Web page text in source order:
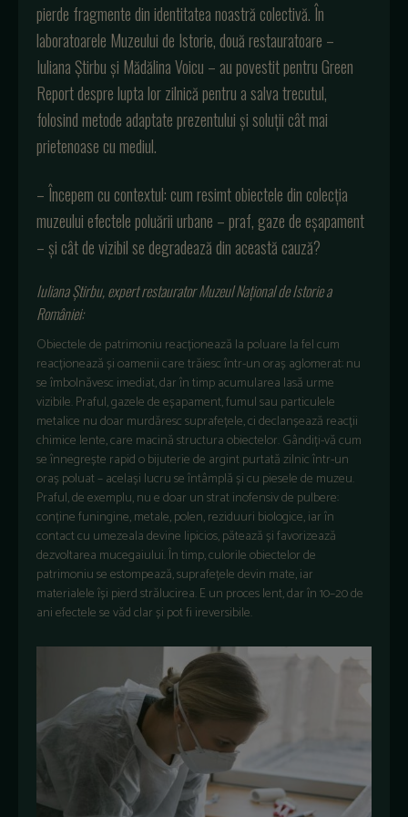
pierde fragmente din identitatea noastră colectivă. În
laboratoarele Muzeului de Istorie, două restauratoare –
Iuliana Știrbu și Mădălina Voicu – au povestit pentru Green
Report despre lupta lor zilnică pentru a salva trecutul,
folosind metode adaptate prezentului și soluții cât mai
prietenoase cu mediul.
– Începem cu contextul: cum resimt obiectele din colecția
muzeului efectele poluării urbane – praf, gaze de eșapament
– și cât de vizibil se degradează din această cauză?
Iuliana Știrbu, expert restaurator Muzeul Național de Istorie a
României:
Obiectele de patrimoniu reacționează la poluare la fel cum
reacționează și oamenii care trăiesc într-un oraș aglomerat: nu
se îmbolnăvesc imediat, dar în timp acumularea lasă urme
vizibile. Praful, gazele de eșapament, fumul sau particulele
metalice nu doar murdăresc suprafețele, ci declanșează reacții
chimice lente, care macină structura obiectelor. Gândiți-vă cum
se înnegrește rapid o bijuterie de argint purtată zilnic într-un
oraș poluat – același lucru se întâmplă și cu piesele de muzeu.
Praful, de exemplu, nu e doar un strat inofensiv de pulbere:
conține funingine, metale, polen, reziduuri biologice, iar în
contact cu umezeala devine lipicios, pătează și favorizează
dezvoltarea mucegaiului. În timp, culorile obiectelor de
patrimoniu se estompează, suprafețele devin mate, iar
materialele își pierd strălucirea. E un proces lent, dar în 10–20 de
ani efectele se văd clar și pot fi ireversibile.